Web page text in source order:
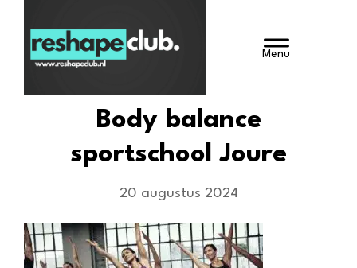
naar
de
inhoud
Body balance
sportschool Joure
20 augustus 2024